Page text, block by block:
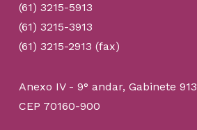
(61) 3215-5913
(61) 3215-3913
(61) 3215-2913 (fax)
Anexo IV - 9° andar, Gabinete 913
CEP 70160-900